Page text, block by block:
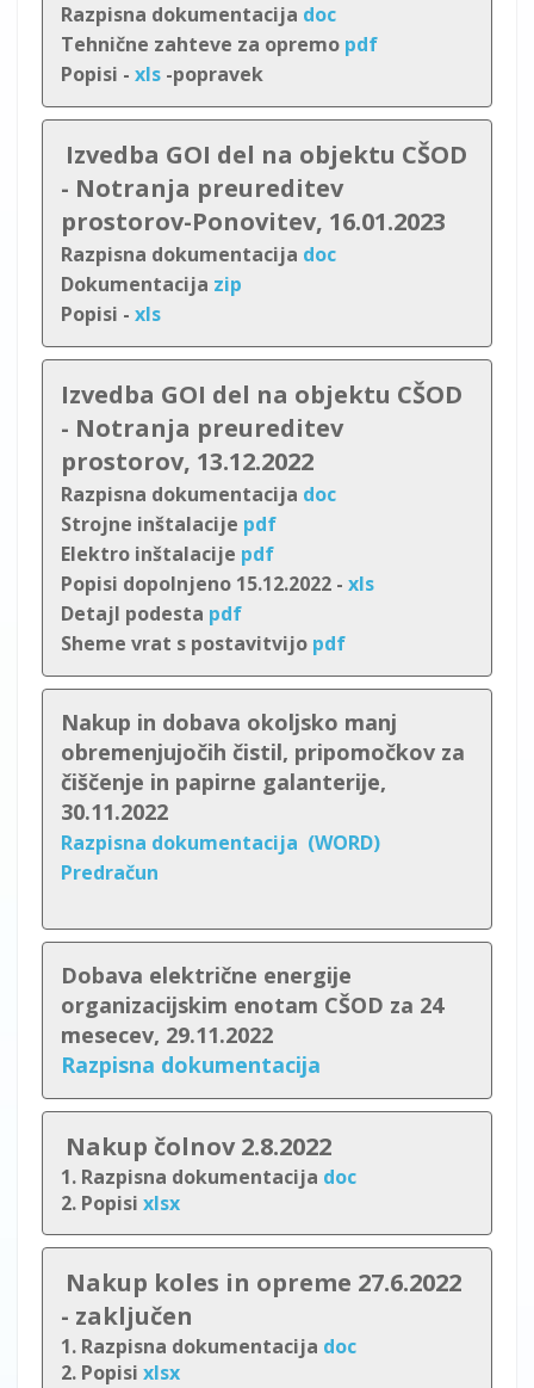
Razpisna dokumentacija doc
Tehnične zahteve za opremo pdf
Popisi - xls -popravek
Izvedba GOI del na objektu CŠOD
- Notranja preureditev
prostorov-Ponovitev, 16.01.2023
Razpisna dokumentacija doc
Dokumentacija zip
Popisi - xls
Izvedba GOI del na objektu CŠOD
- Notranja preureditev
prostorov, 13.12.2022
Razpisna dokumentacija doc
Strojne inštalacije pdf
Elektro inštalacije pdf
Popisi dopolnjeno 15.12.2022 - xls
Detajl podesta pdf
Sheme vrat s postavitvijo pdf
Nakup in dobava okoljsko manj
obremenjujočih čistil, pripomočkov za
čiščenje in papirne galanterije,
30.11.2022
Razpisna dokumentacija (WORD)
Predračun
Dobava električne energije
organizacijskim enotam CŠOD za 24
mesecev, 29.11.2022
Razpisna dokumentacija
Nakup čolnov 2.8.2022
1. Razpisna dokumentacija doc
2. Popisi xlsx
Nakup koles in opreme 27.6.2022
- zaključen
1. Razpisna dokumentacija doc
2. Popisi xlsx